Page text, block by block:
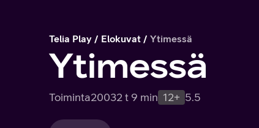
Telia Play Elokuvat Ytimessä
Ytimessä
Toiminta20032 t 9 min 12+ 5.5